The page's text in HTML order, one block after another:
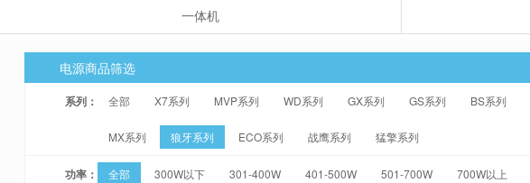
一体机
电源商品筛选
系列： 全部 X7系列 MVP系列 WD系列 GX系列 GS系列 BS系列
MX系列 狼牙系列 ECO系列 战鹰系列 猛擎系列
功率： 全部 300W以下 301-400W 401-500W 501-700W 700W以上